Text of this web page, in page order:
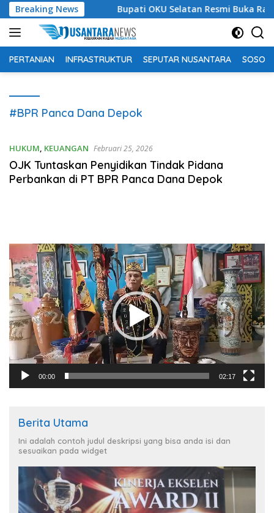
Langsung
ke
konten
Breaking News
Siapa? Bupati OKU Selatan Resmi Buka
PERTANIAN INFRASTRUKTUR SEPUTAR NUSANTARA SOSOK
#BPR Panca Dana Depok
HUKUM, KEUANGAN Februari 25, 2026
OJK Tuntaskan Penyidikan Tindak Pidana
Perbankan di PT BPR Panca Dana Depok
Pemutar
Video
00:00 02:17
Berita Utama
Ini adalah contoh judul deskripsi yang bisa anda isi dan
sesuaikan pada widget